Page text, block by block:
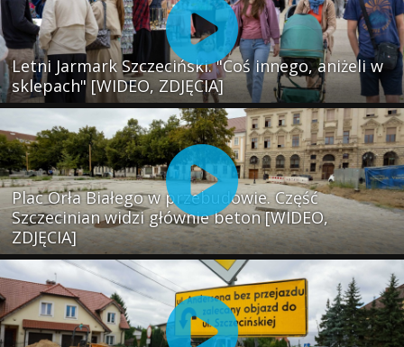
Letni Jarmark Szczeciński. "Coś innego, aniżeli w
sklepach" [WIDEO, ZDJĘCIA]
Plac Orła Białego w przebudowie. Część
Szczecinian widzi głównie beton [WIDEO,
ZDJĘCIA]